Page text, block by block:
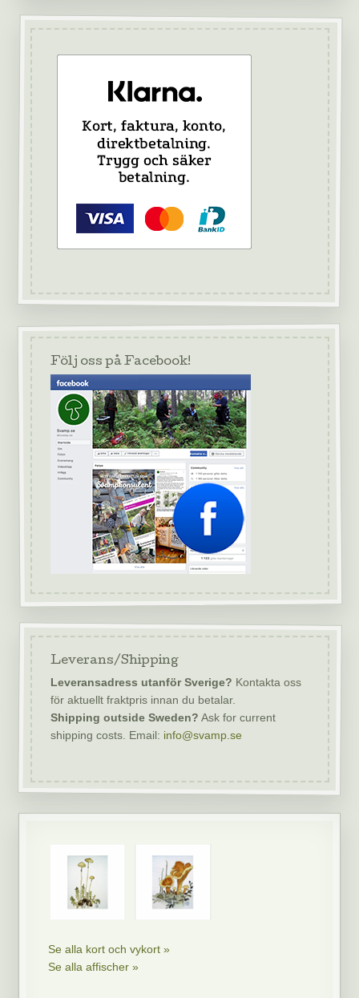
Följ oss på Facebook!
Leverans/Shipping
Leveransadress utanför Sverige? Kontakta oss
för aktuellt fraktpris innan du betalar.
Shipping outside Sweden? Ask for current
shipping costs. Email: info@svamp.se
Se alla kort och vykort »
Se alla affischer »